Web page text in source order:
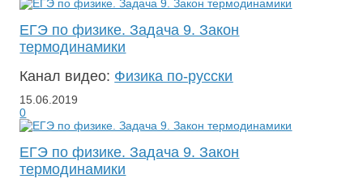
ЕГЭ по физике. Задача 9. Закон
термодинамики
Канал видео: Физика по-русски
15.06.2019
0
ЕГЭ по физике. Задача 9. Закон
термодинамики